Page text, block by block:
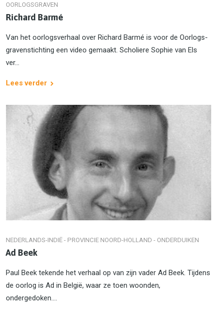
OORLOGSGRAVEN
Richard Barmé
Van het oorlogs­ver­haal over Richard Barmé is voor de Oorlogs­
graven­stichting een video gemaakt. Scholiere Sophie van Els
ver...
Lees verder
NEDERLANDS-INDIË - PROVINCIE NOORD-HOLLAND - ONDERDUIKEN
Ad Beek
Paul Beek tekende het verhaal op van zijn vader Ad Beek. Tijdens
de oorlog is Ad in België, waar ze toen woonden,
ondergedoken....